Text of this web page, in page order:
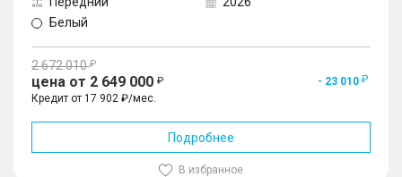
Белый
2 672 010
цена от 2 649 000
- 23 010
Кредит от 17 902 ₽/мес.
Подробнее
В избранное